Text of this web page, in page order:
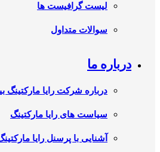
لیست گرافیست ها
سوالات متداول
درباره ما
درباره شرکت رایا مارکتینگ
سیاست های رایا مارکتینگ
آشنایی با پرسنل رایا